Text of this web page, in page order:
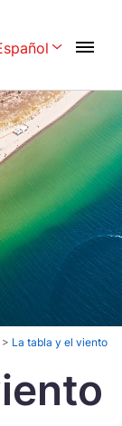
> La tabla y el viento